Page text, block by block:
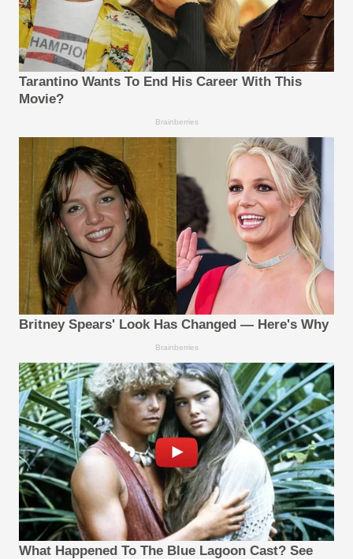
Tarantino Wants To End His Career With This
Movie?
Brainberries
Britney Spears' Look Has Changed — Here's Why
Brainberries
What Happened To The Blue Lagoon Cast? See